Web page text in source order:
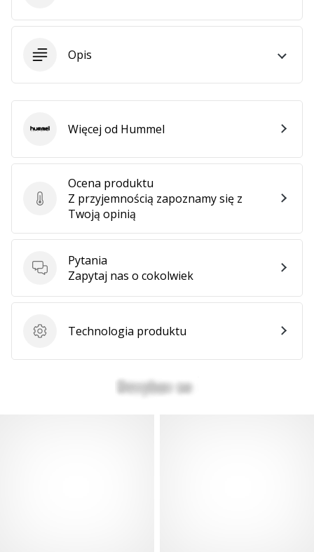
Opis
Ocena produktu
Ocena produktu
Z przyjemnością zapoznamy się z
Twoją opinią
Pytania
Pytania
Zapytaj nas o cokolwiek
Technologia produktu
Technologia produktu
HummelWięcej od Hummel